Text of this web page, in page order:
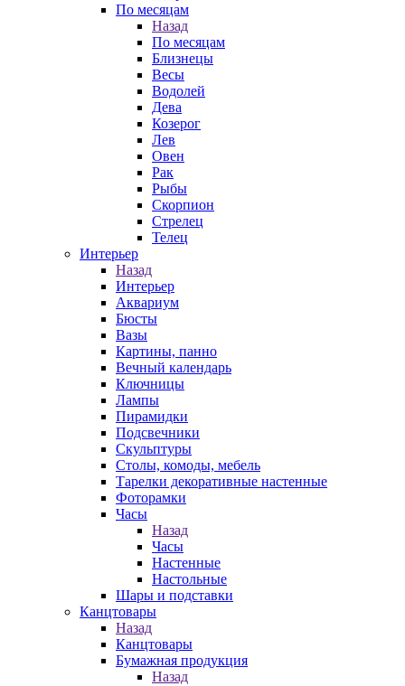
По месяцам
Назад
По месяцам
Близнецы
Весы
Водолей
Дева
Козерог
Лев
Овен
Рак
Рыбы
Скорпион
Стрелец
Телец
Интерьер
Назад
Интерьер
Аквариум
Бюсты
Вазы
Картины, панно
Вечный календарь
Ключницы
Лампы
Пирамидки
Подсвечники
Скульптуры
Столы, комоды, мебель
Тарелки декоративные настенные
Фоторамки
Часы
Назад
Часы
Настенные
Настольные
Шары и подставки
Канцтовары
Назад
Канцтовары
Бумажная продукция
Назад